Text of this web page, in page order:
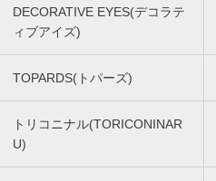
DECORATIVE EYES(デコラテ
ィブアイズ)
TOPARDS(トパーズ)
トリコニナル(TORICONINAR
U)